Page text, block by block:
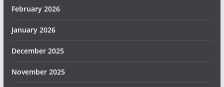
February 2026
January 2026
December 2025
November 2025